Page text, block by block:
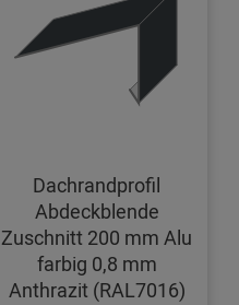
Dachrandprofil
Abdeckblende
Zuschnitt 200 mm Alu
farbig 0,8 mm
Anthrazit (RAL7016)